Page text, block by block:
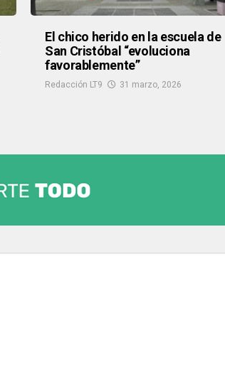
El chico herido en la escuela de
San Cristóbal “evoluciona
favorablemente”
Redacción LT9 31 marzo, 2026